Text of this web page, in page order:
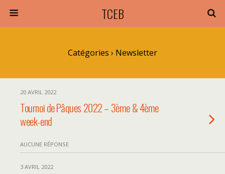
TCEB
Catégories › Newsletter
20 AVRIL 2022
Tournoi de Pâques 2022 – 3ème & 4ème
week-end
AUCUNE RÉPONSE
3 AVRIL 2022